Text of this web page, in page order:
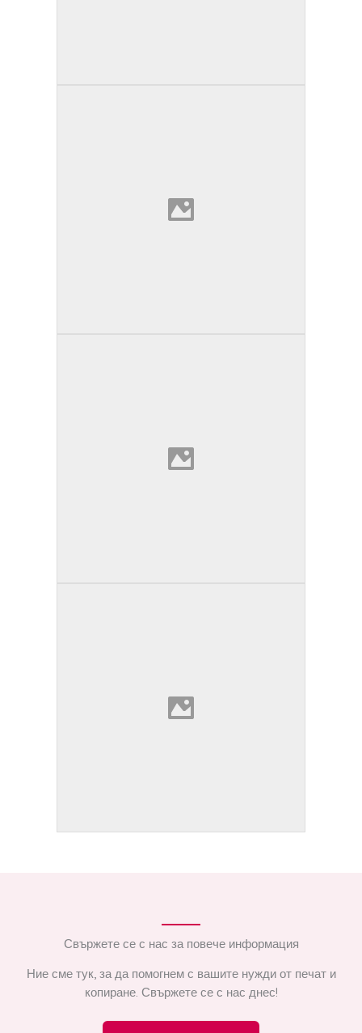
Свържете се с нас за повече информация
Ние сме тук, за да помогнем с вашите нужди от печат и
копиране. Свържете се с нас днес!